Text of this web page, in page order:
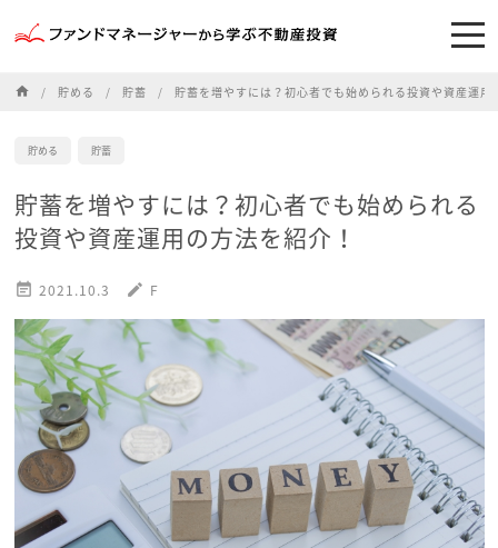
home 貯める 貯蓄 貯蓄を増やすには？初心者でも始められる投資や資産運用
貯める 貯蓄
貯蓄を増やすには？初心者でも始められる
投資や資産運用の方法を紹介！
 2021.10.3 edit F